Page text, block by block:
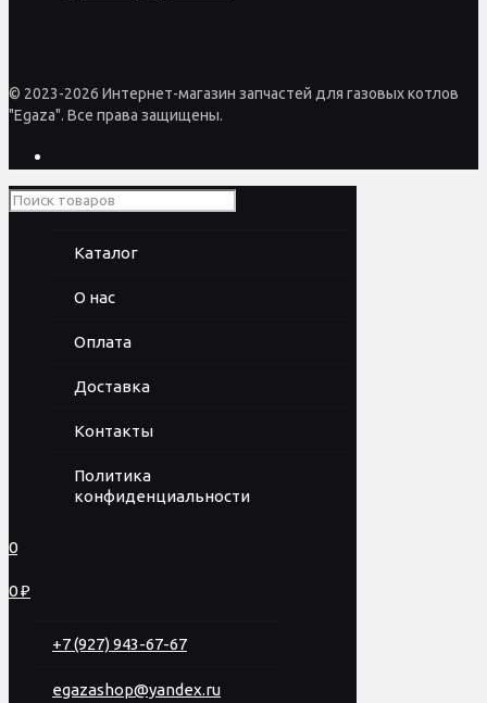
© 2023-2026 Интернет-магазин запчастей для газовых котлов
"Egaza". Все права защищены.
Каталог
О нас
Оплата
Доставка
Контакты
Политика
конфиденциальности
0
0 ₽
+7 (927) 943-67-67
egazashop@yandex.ru